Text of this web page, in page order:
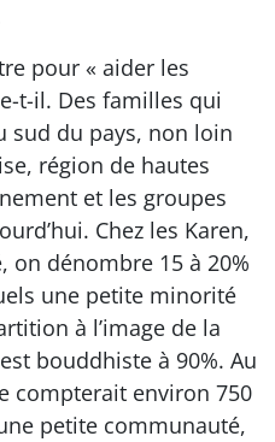
pour « aider les
t-il. Des familles qui
sud du pays, non loin
région de hautes
et les groupes
Chez les Karen,
dénombre 15 à 20%
une petite minorité
à l’image de la
bouddhiste à 90%. Au
compterait environ 750
petite communauté,